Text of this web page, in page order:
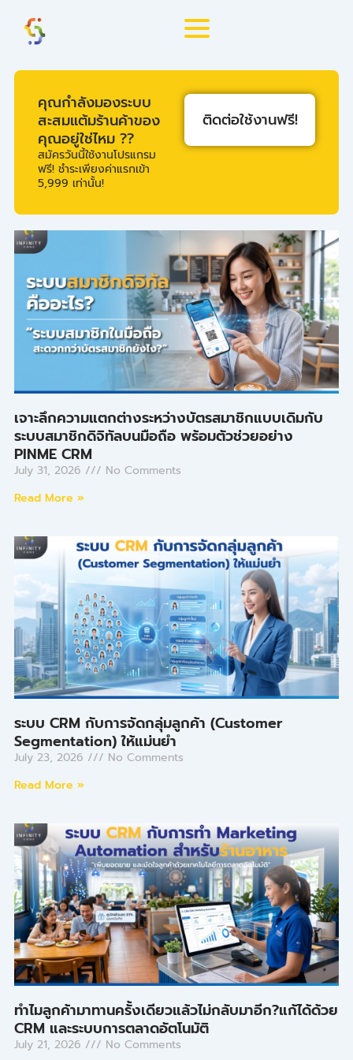
content
คุณกำลังมองระบบ
สะสมแต้มร้านค้าของ
คุณอยู่ใช่ไหม ??
สมัครวันนี้ใช้งานโปรแกรม
ฟรี! ชำระเพียงค่าแรกเข้า
5,999 เท่านั้น!
ติดต่อใช้งานฟรี!
เจาะลึกความแตกต่างระหว่างบัตรสมาชิกแบบเดิมกับ
ระบบสมาชิกดิจิทัลบนมือถือ พร้อมตัวช่วยอย่าง
PINME CRM
July 31, 2026
No Comments
Read More »
ระบบ CRM กับการจัดกลุ่มลูกค้า (Customer
Segmentation) ให้แม่นยำ
July 23, 2026
No Comments
Read More »
ทำไมลูกค้ามาทานครั้งเดียวแล้วไม่กลับมาอีก?แก้ได้ด้วย
CRM และระบบการตลาดอัตโนมัติ
July 21, 2026
No Comments
PagePagePage